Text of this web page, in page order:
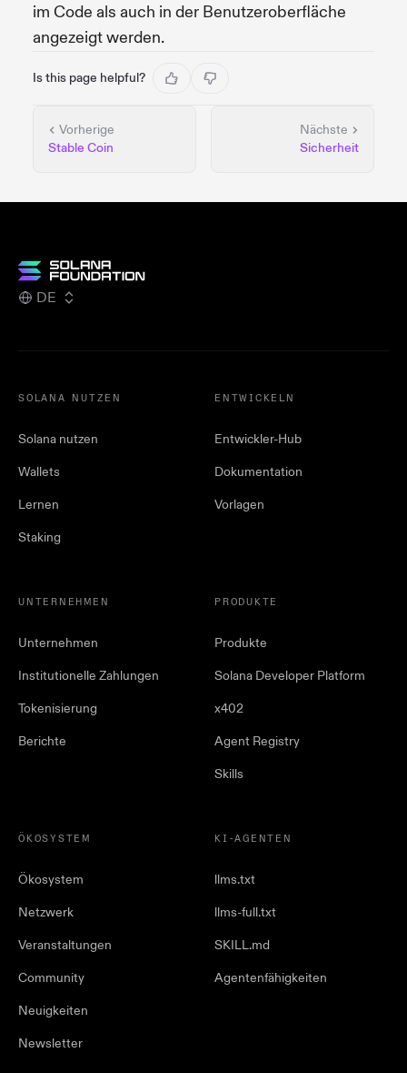
im Code als auch in der Benutzeroberfläche
angezeigt werden.
Is this page helpful?
Vorherige
Stable Coin
Nächste
Sicherheit
DE
SOLANA NUTZEN
Solana nutzen
Wallets
Lernen
Staking
ENTWICKELN
Entwickler-Hub
Dokumentation
Vorlagen
UNTERNEHMEN
Unternehmen
Institutionelle Zahlungen
Tokenisierung
Berichte
PRODUKTE
Produkte
Solana Developer Platform
x402
Agent Registry
Skills
ÖKOSYSTEM
Ökosystem
Netzwerk
Veranstaltungen
Community
Neuigkeiten
Newsletter
KI-AGENTEN
llms.txt
llms-full.txt
SKILL.md
Agentenfähigkeiten